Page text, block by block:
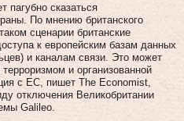
пагубно сказаться
По мнению британского
сценарии британские
к европейским базам данных
и каналам связи. Это может
и организованной
с ЕС, пишет The Economist,
отключения Великобритании
Galileo.